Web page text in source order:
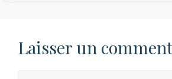
Laisser un